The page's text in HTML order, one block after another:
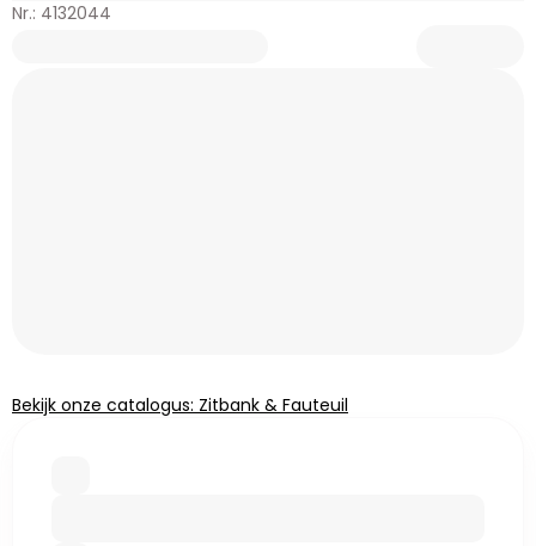
Nr.: 4132044
Bekijk onze catalogus: Zitbank & Fauteuil